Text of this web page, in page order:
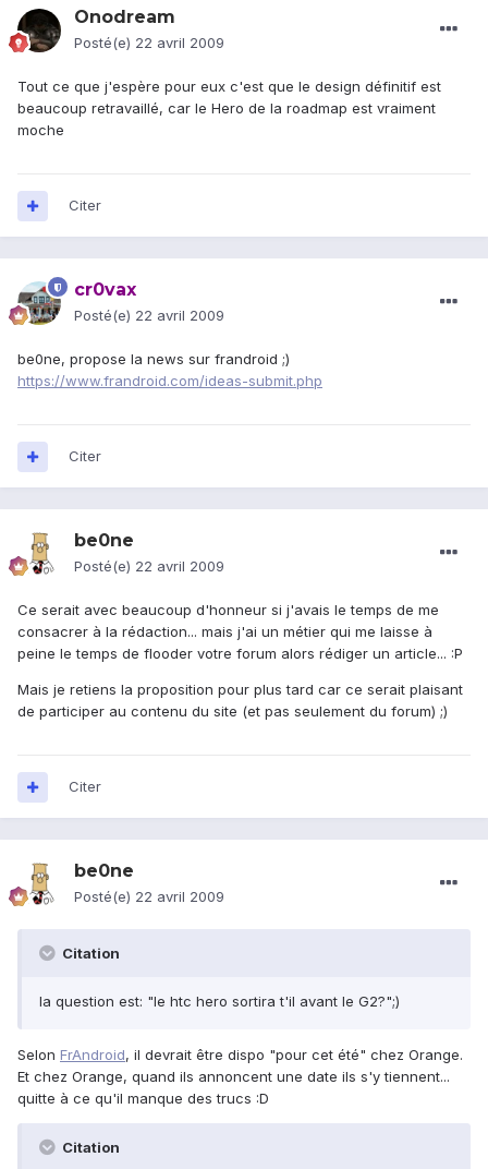
Onodream
Posté(e) 22 avril 2009
Tout ce que j'espère pour eux c'est que le design définitif est
beaucoup retravaillé, car le Hero de la roadmap est vraiment
moche
Citer
cr0vax
Posté(e) 22 avril 2009
be0ne, propose la news sur frandroid ;)
https://www.frandroid.com/ideas-submit.php
Citer
be0ne
Posté(e) 22 avril 2009
Ce serait avec beaucoup d'honneur si j'avais le temps de me
consacrer à la rédaction... mais j'ai un métier qui me laisse à
peine le temps de flooder votre forum alors rédiger un article... :P
Mais je retiens la proposition pour plus tard car ce serait plaisant
de participer au contenu du site (et pas seulement du forum) ;)
Citer
be0ne
Posté(e) 22 avril 2009
Citation
la question est: "le htc hero sortira t'il avant le G2?";)
Selon FrAndroid, il devrait être dispo "pour cet été" chez Orange.
Et chez Orange, quand ils annoncent une date ils s'y tiennent...
quitte à ce qu'il manque des trucs :D
Citation